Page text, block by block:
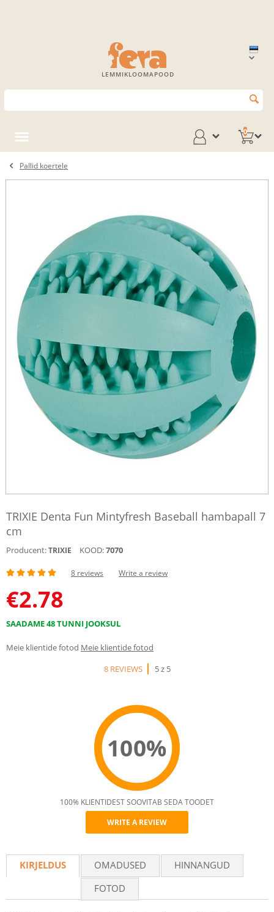
LEMMIKLOOMAPOOD
0
Pallid koertele
TRIXIE Denta Fun Mintyfresh Baseball hambapall 7
cm
Producent:TRIXIE KOOD:7070
8 reviews Write a review
€2.78
SAADAME 48 TUNNI JOOKSUL
Meie klientide fotod Meie klientide fotod
8 REVIEWS
5 z 5
100%
Recommend
100% KLIENTIDEST SOOVITAB SEDA TOODET
WRITE A REVIEW
KIRJELDUS OMADUSED
HINNANGUD
FOTOD